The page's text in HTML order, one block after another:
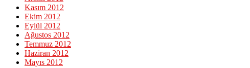
Kasım 2012
Ekim 2012
Eylül 2012
Ağustos 2012
Temmuz 2012
Haziran 2012
Mayıs 2012